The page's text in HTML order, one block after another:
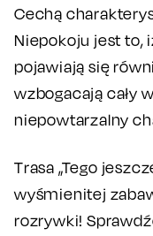
Cechą
Niepokoju jest to,
pojawiają się
wzbogacają cały
niepowtarzalny
Trasa „Tego
wyśmienitej
rozrywki!